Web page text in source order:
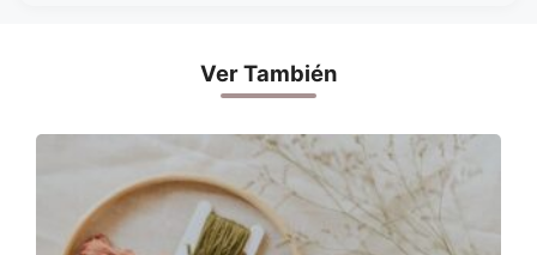
Ver También